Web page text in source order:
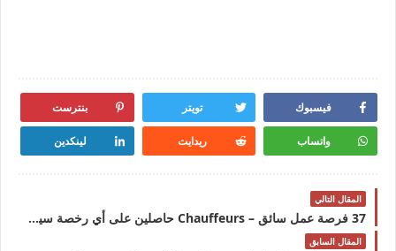
فيسبوك تويتر بنترست
واتساب ريدايت لينكدين
المقال التالي
37 فرصة عمل سائق – Chauffeurs حاصلين على أي رخصة سياقة
المقال السابق